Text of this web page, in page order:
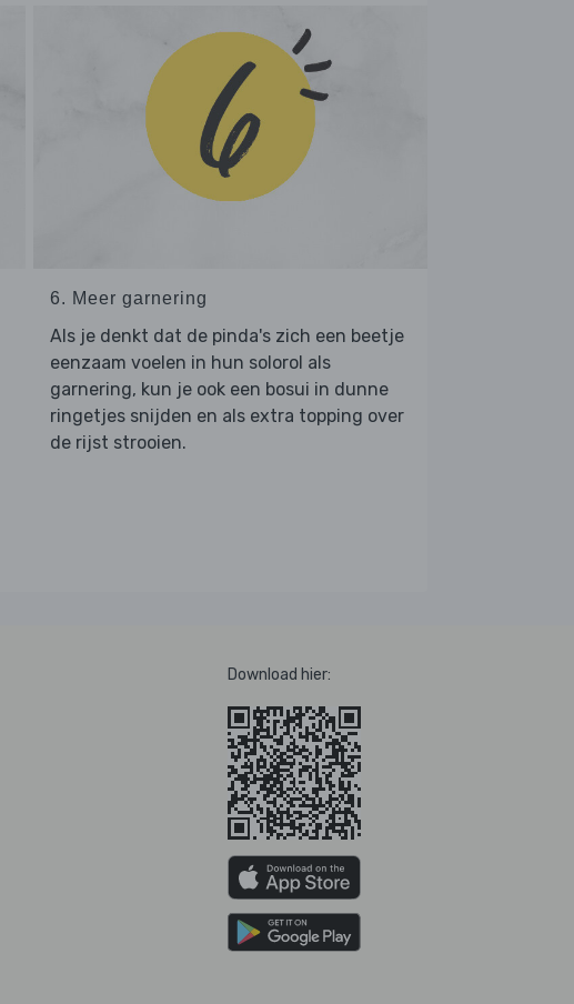
6. Meer garnering
Als je denkt dat de pinda's zich een beetje
eenzaam voelen in hun solorol als
garnering, kun je ook een bosui in dunne
ringetjes snijden en als extra topping over
de rijst strooien.
Download hier: